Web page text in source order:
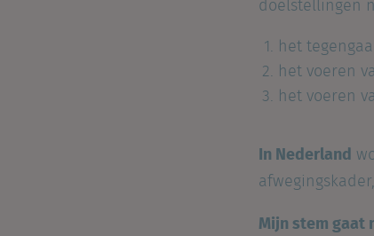
doelstellingen
het
het voeren
het voeren
In Nederland
Mijn stem gaat